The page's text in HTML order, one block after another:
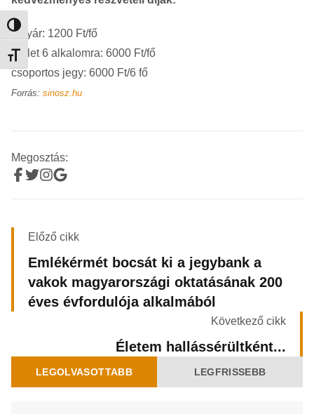
Nagy kontraszt váltása
Betűméret váltása
jegyár: 1200 Ft/fő
bérlet 6 alkalomra: 6000 Ft/fő
csoportos jegy: 6000 Ft/6 fő
Forrás: sinosz.hu
Megosztás:
Előző cikk
Emlékérmét bocsát ki a jegybank a
vakok magyarországi oktatásának 200
éves évfordulója alkalmából
Következő cikk
Életem hallássérültként...
LEGOLVASOTTABB LEGFRISSEBB